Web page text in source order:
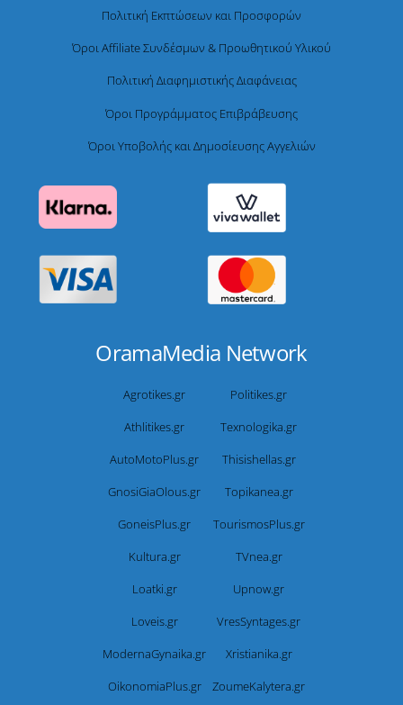
Πολιτική Εκπτώσεων και Προσφορών
Όροι Affiliate Συνδέσμων & Προωθητικού Υλικού
Πολιτική Διαφημιστικής Διαφάνειας
Όροι Προγράμματος Επιβράβευσης
Όροι Υποβολής και Δημοσίευσης Αγγελιών
OramaMedia Network
Agrotikes.gr
Politikes.gr
Athlitikes.gr
Texnologika.gr
AutoMotoPlus.gr
Thisishellas.gr
GnosiGiaOlous.gr
Topikanea.gr
GoneisPlus.gr
TourismosPlus.gr
Kultura.gr
TVnea.gr
Loatki.gr
Upnow.gr
Loveis.gr
VresSyntages.gr
ModernaGynaika.gr
Xristianika.gr
OikonomiaPlus.gr
ZoumeKalytera.gr